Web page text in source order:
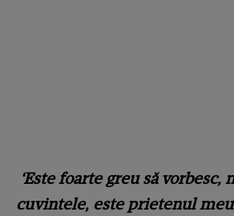
‘Este foarte greu să vorbesc,
cuvintele, este prietenul